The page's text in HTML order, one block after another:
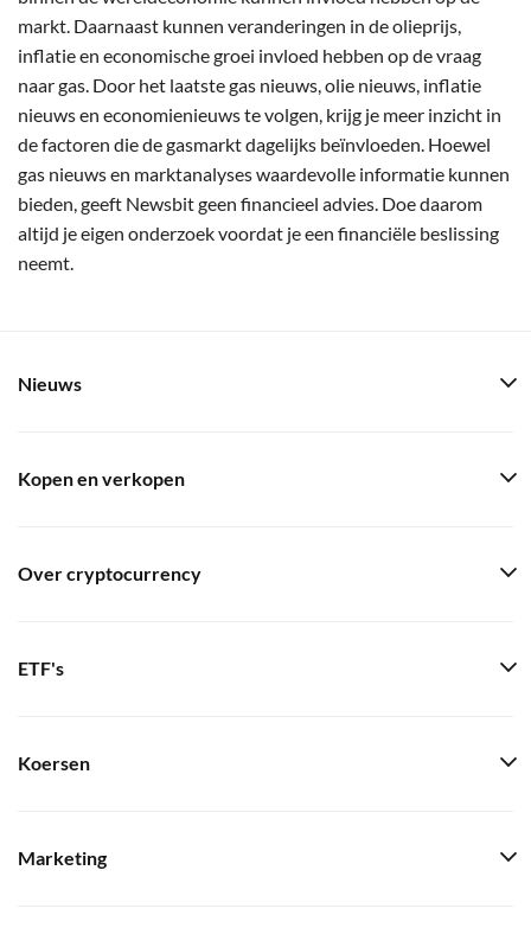
markt. Daarnaast kunnen veranderingen in de olieprijs,
inflatie en economische groei invloed hebben op de vraag
naar gas. Door het laatste gas nieuws, olie nieuws, inflatie
nieuws en economienieuws te volgen, krijg je meer inzicht in
de factoren die de gasmarkt dagelijks beïnvloeden. Hoewel
gas nieuws en marktanalyses waardevolle informatie kunnen
bieden, geeft Newsbit geen financieel advies. Doe daarom
altijd je eigen onderzoek voordat je een financiële beslissing
neemt.
Nieuws
Kopen en verkopen
Over cryptocurrency
ETF's
Koersen
Marketing